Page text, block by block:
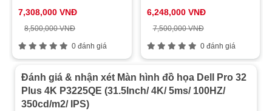
7,308,000 VNĐ
8,500,000 VNĐ
0 đánh giá
6,248,000 VNĐ
7,500,000 VNĐ
0 đánh giá
Đánh giá & nhận xét Màn hình đồ họa Dell Pro 32
Plus 4K P3225QE (31.5Inch/ 4K/ 5ms/ 100HZ/
350cd/m2/ IPS)